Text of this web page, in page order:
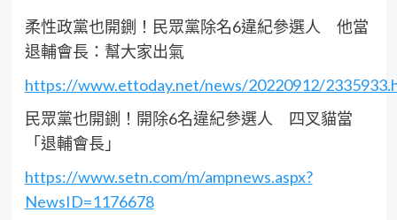
柔性政黨也開鍘！民眾黨除名6違紀參選人 他當
退輔會長：幫大家出氣
https://www.ettoday.net/news/20220912/
民眾黨也開鍘！開除6名違紀參選人 四叉貓當
「退輔會長」
https://www.setn.com/m/ampnews.aspx?
NewsID=1176678